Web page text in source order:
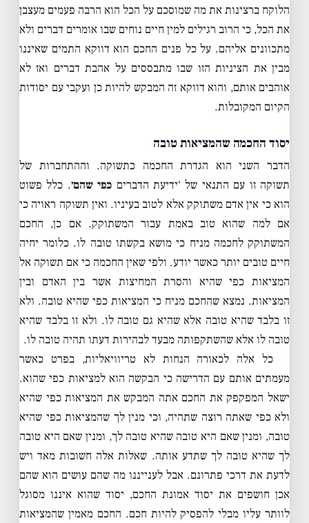
הלוקח ברצינות את מה שמוסכם על הכל הוא הרבה פעמים מעצבן
את הכל, כי הרוב רגילים למין חיים נוחים שבו אומרים דברים ולא
מתכוונים אליהם. על כל פנים החכם הוא דווקא התמים שאיננו
מבין את הציניות הזו שבו מתבססים על אהבת דברים ואז לא
אוהבים אותם, והוא דווקא זה המבקש להיות כן ועקבי עם יסודות
הקיום המקובלות.
יסוד החכמה שהמציאות טובה
הדבר השני הוא הגדרת החכמה כתשוקה. וההתחברות של
תשוקה זו עם התנאי של ‘ידיעת הדברים כפי שהם׳. כלל פשוט
הוא כי אין אדם משתוקק אלא לטוב בעיניו. ואין תשוקה ראויה כי
אם למה שהוא טוב באמת עבור המשתוקק. אם כן, החכם
המשתוקק לחכמה מניח כי מושא בקשתו טובה לו. כלומר יחיה
חיים טובים יותר כאשר יודע. ולפי שאין החכמה כי אם תשוקה אל
המציאות כפי שהיא והסרת המחיצות אשר בין האדם ובין
המציאות. נמצא שהחכם מניח כי המציאות כפי שהיא טובה. ולא
זו בלבד שהיא טובה אלא שהיא גם טובה לו. ולא זו בלבד שהיא
טובה לו אלא שהשתקפותה מבעד לבהירות דעתו תהיה טובה לו.
כל אלה לכאורה הנחות לא טריוויאליות, בפרט כאשר
מעמתים אותם עם הדרישה כי הבקשה הוא למציאות כפי שהוא.
ישאל המפקפק את החכם אתה המבקש את המציאות כפי שהיא
ולא כפי שאתה רוצה שתהיה, וכי מנין לך שהמציאות כפי שהיא
טובה, ומנין שאם היא טובה שהיא טובה לך, ומנין שאם היא טובה
לך שהיא טובה לך שתדע אותה. שאלות אלה חשובות מאד ויש
לדעת את דרכי פתרונם. אבל לענייננו מה שהם עושים הוא שהם
אכן חושפים את יסוד אמונת החכם, יסוד שהוא איננו מסוגל
לוותר עליו מבלי להפסיק להיות חכם. החכם מאמין שהמציאות